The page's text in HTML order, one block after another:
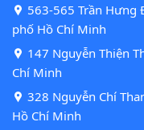
563-565 Trần Hưng
phố Hồ Chí Minh
147 Nguyễn Thiện
Chí Minh
328 Nguyễn Chí
Hồ Chí Minh